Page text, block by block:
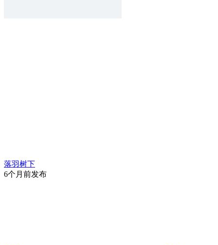
落羽树下
6个月前发布